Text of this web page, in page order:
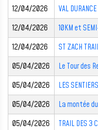
12/04/2026
VAL
12/04/2026
10KM et
12/04/2026
ST ZACH
05/04/2026
Le Tour des
05/04/2026
LES
05/04/2026
La montée
05/04/2026
TRAIL DES 3